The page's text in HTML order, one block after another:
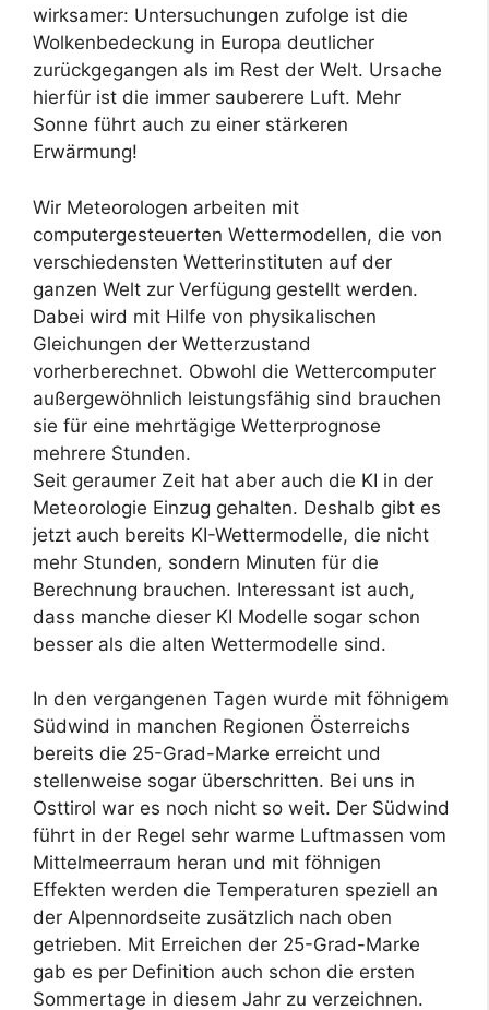
wirksamer: Untersuchungen zufolge ist die
Wolkenbedeckung in Europa deutlicher
zurückgegangen als im Rest der Welt. Ursache
hierfür ist die immer sauberere Luft. Mehr
Sonne führt auch zu einer stärkeren
Erwärmung!
Wir Meteorologen arbeiten mit
computergesteuerten Wettermodellen, die von
verschiedensten Wetterinstituten auf der
ganzen Welt zur Verfügung gestellt werden.
Dabei wird mit Hilfe von physikalischen
Gleichungen der Wetterzustand
vorherberechnet. Obwohl die Wettercomputer
außergewöhnlich leistungsfähig sind brauchen
sie für eine mehrtägige Wetterprognose
mehrere Stunden.
Seit geraumer Zeit hat aber auch die KI in der
Meteorologie Einzug gehalten. Deshalb gibt es
jetzt auch bereits KI-Wettermodelle, die nicht
mehr Stunden, sondern Minuten für die
Berechnung brauchen. Interessant ist auch,
dass manche dieser KI Modelle sogar schon
besser als die alten Wettermodelle sind.
In den vergangenen Tagen wurde mit föhnigem
Südwind in manchen Regionen Österreichs
bereits die 25-Grad-Marke erreicht und
stellenweise sogar überschritten. Bei uns in
Osttirol war es noch nicht so weit. Der Südwind
führt in der Regel sehr warme Luftmassen vom
Mittelmeerraum heran und mit föhnigen
Effekten werden die Temperaturen speziell an
der Alpennordseite zusätzlich nach oben
getrieben. Mit Erreichen der 25-Grad-Marke
gab es per Definition auch schon die ersten
Sommertage in diesem Jahr zu verzeichnen.